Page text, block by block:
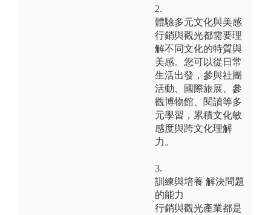
2.
體驗多元文化與美感
行銷與觀光都需要理
解不同文化的特質與
美感。您可以從日常
生活出發，參與社團
活動、國際旅展、參
觀博物館、閱讀等多
元學習，累積文化敏
感度與跨文化理解
力。
3.
訓練與培養 解決問題
的能力
行銷與觀光產業都是